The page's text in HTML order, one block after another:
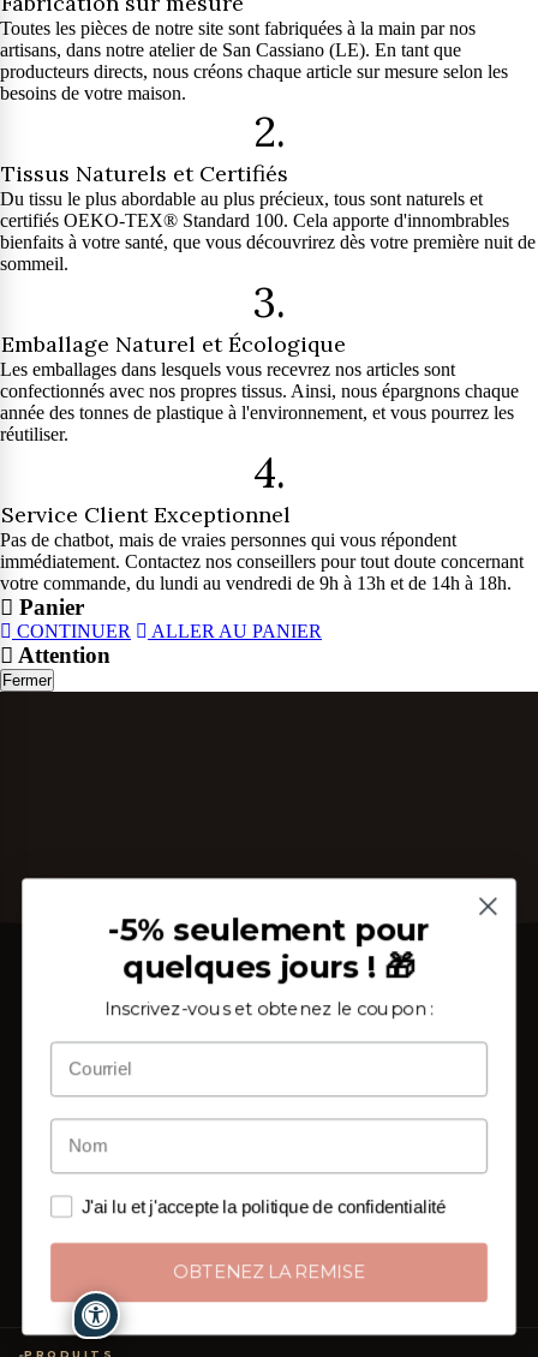
Toutes les pièces de notre site sont fabriquées à la main par nos
artisans, dans notre atelier de San Cassiano (LE). En tant que
producteurs directs, nous créons chaque article sur mesure selon les
besoins de votre maison.
2.
Tissus Naturels et Certifiés
Du tissu le plus abordable au plus précieux, tous sont naturels et
certifiés OEKO-TEX® Standard 100. Cela apporte d'innombrables
bienfaits à votre santé, que vous découvrirez dès votre première nuit de
sommeil.
3.
Emballage Naturel et Écologique
Les emballages dans lesquels vous recevrez nos articles sont
confectionnés avec nos propres tissus. Ainsi, nous épargnons chaque
année des tonnes de plastique à l'environnement, et vous pourrez les
réutiliser.
4.
Service Client Exceptionnel
Pas de chatbot, mais de vraies personnes qui vous répondent
immédiatement. Contactez nos conseillers pour tout doute concernant
votre commande, du lundi au vendredi de 9h à 13h et de 14h à 18h.
Panier
CONTINUER ALLER AU PANIER
Attention
Fermer
et savoir-faire. Un atelier de linge de maison où chaque
drap, chaque nappe, chaque serviette naît cousu main
et sur mesure,une pièce à la fois.
De Surano aux foyers de toute l'Europe : l'artisanat
italien qui arrive directement de ceux qui le créent à
ceux qui le vivent chaque jour.
PRODUITS
-5% seulement pour
quelques jours ! 🎁
Inscrivez-vous et obtenez le coupon :
J'ai lu et j'accepte la politique de confidentialité
OBTENEZ LA REMISE